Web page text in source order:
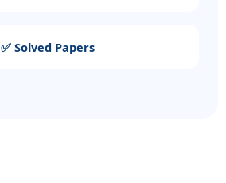
✅ Solved Papers